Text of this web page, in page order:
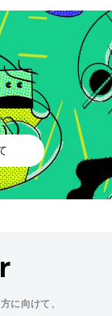
に向けて、